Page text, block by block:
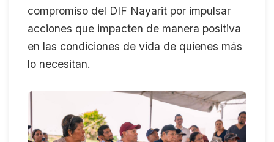
compromiso del DIF Nayarit por impulsar
acciones que impacten de manera positiva
en las condiciones de vida de quienes más
lo necesitan.